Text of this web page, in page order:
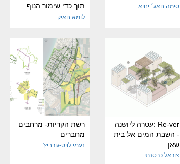
סימה חאג׳ יחיא
תוך כדי שימור הנוף
הקיים כיום
לומא חאיק
Re-ver :עטרה ליושנה
- השבת המים אל בית
שאן
צוראל כרסנתי
רשת הקריות- מרחבים
מחברים
נעמי לויט-גורביץ'